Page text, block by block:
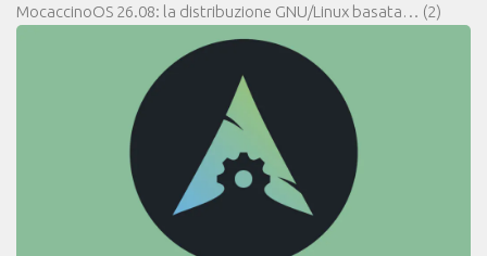
MocaccinoOS 26.08: la distribuzione GNU/Linux basata… (2)